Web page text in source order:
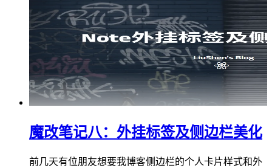
魔改笔记八：外挂标签及侧边栏美化
前几天有位朋友想要我博客侧边栏的个人卡片样式和外